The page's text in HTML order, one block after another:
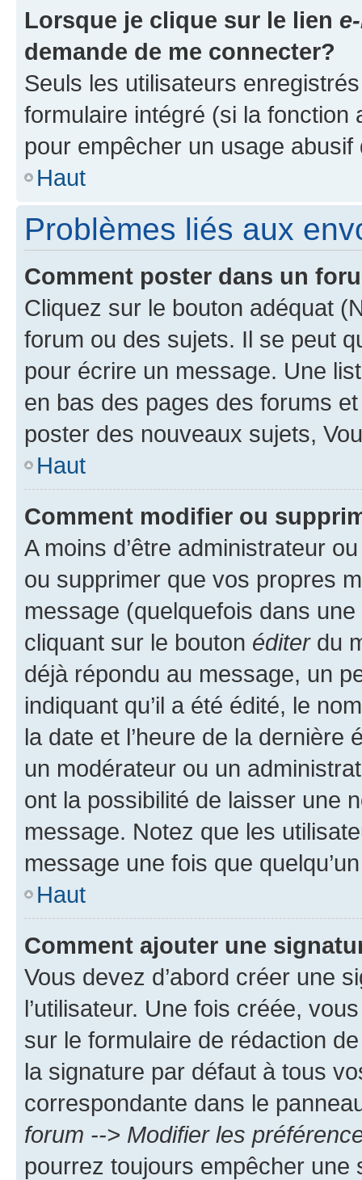
Lorsque je clique sur le lien
demande de me connecter?
Seuls les utilisateurs
formulaire intégré (si la fonction
pour empêcher un usage
Haut
Problèmes liés aux
Comment poster dans un
Cliquez sur le bouton adéquat
forum ou des sujets. Il se peut
pour écrire un message. Une
en bas des pages des forums
poster des nouveaux sujets,
Haut
Comment modifier ou
A moins d’être administrateur
ou supprimer que vos propres
message (quelquefois dans
cliquant sur le bouton éditerdu
déjà répondu au message, un
indiquant qu’il a été édité, le
la date et l’heure de la dernière
un modérateur ou un
ont la possibilité de laisser une
message. Notez que les
message une fois que
Haut
Comment ajouter une
Vous devez d’abord créer une
l’utilisateur. Une fois créée,
sur le formulaire de rédaction
la signature par défaut à tous
correspondante dans le
forum --> Modifier les
pourrez toujours empêcher une